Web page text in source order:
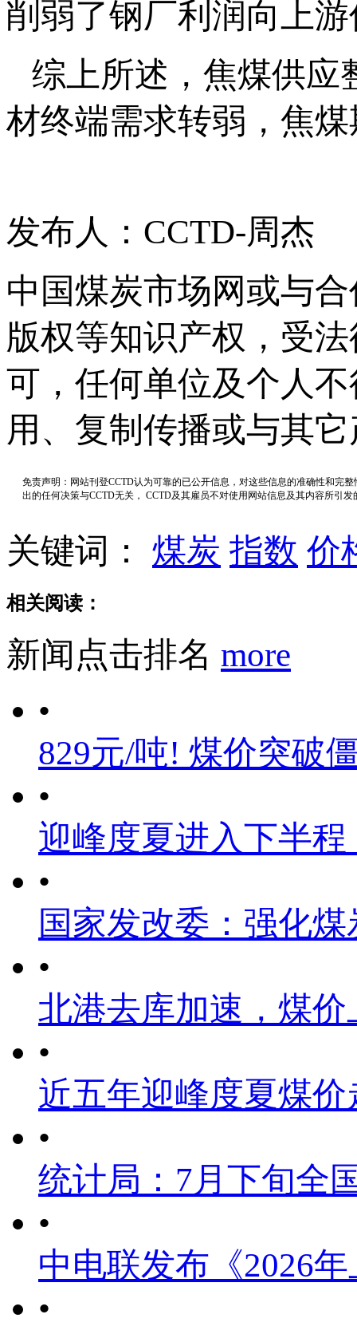
削弱了钢厂利润向上
综上所述，焦煤供应
材终端需求转弱，焦
发布人：CCTD-周杰
中国煤炭市场网或与
版权等知识产权，受
可，任何单位及个人
用、复制传播或与其
免责声明：网站刊登CCTD认为可靠的已公开信息，对这些信息的准确性和完
出的任何决策与CCTD无关， CCTD及其雇员不对使用网站信息及其内容所引
关键词： 煤炭 指数 价
相关阅读：
新闻点击排名 more
•
829元/吨! 煤价突破
•
迎峰度夏进入下半
•
国家发改委：强化
•
北港去库加速，煤
•
近五年迎峰度夏煤价
•
统计局：7月下旬全
•
中电联发布《2026
•